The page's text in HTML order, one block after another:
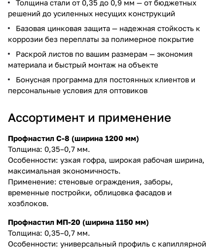
Толщина стали от 0,35 до 0,9 мм — от бюджетных
решений до усиленных несущих конструкций
Базовая цинковая защита — надежная стойкость к
коррозии без переплаты за полимерное покрытие
Раскрой листов по вашим размерам — экономия
материала и быстрый монтаж на объекте
Бонусная программа для постоянных клиентов и
персональные условия для оптовиков
Ассортимент и применение
Профнастил С-8 (ширина 1200 мм)
Толщина: 0,35–0,7 мм.
Особенности: узкая гофра, широкая рабочая ширина,
максимальная экономичность.
Применение: стеновые ограждения, заборы,
временные постройки, облицовка фасадов и
хозблоков.
Профнастил МП-20 (ширина 1150 мм)
Толщина: 0,35–0,7 мм.
Особенности: универсальный профиль с капиллярной